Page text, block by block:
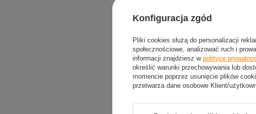
Treningu 2x 9.5 kg
Konfiguracja zgód
Pliki cookies służą do personalizacji
społecznościowe, analizować ruch i
informacji znajdziesz w polityce
określić warunki przechowywania lub
momencie poprzez usunięcie plików
przetwarza dane osobowe Klient/